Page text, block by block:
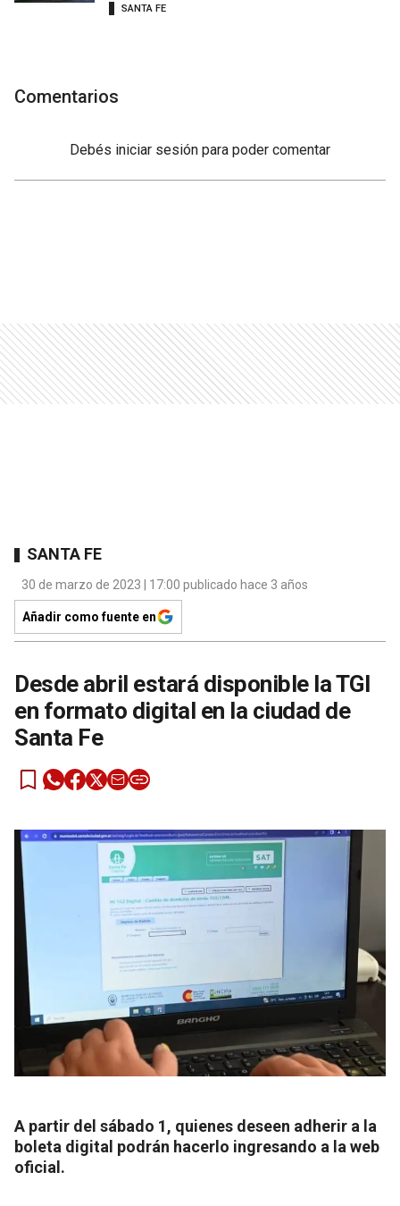
SANTA FE
Comentarios
Debés iniciar sesión para poder comentar
SANTA FE
30 de marzo de 2023 | 17:00 publicado hace 3 años
Añadir como fuente en
Desde abril estará disponible la TGI
en formato digital en la ciudad de
Santa Fe
A partir del sábado 1, quienes deseen adherir a la
boleta digital podrán hacerlo ingresando a la web
oficial.